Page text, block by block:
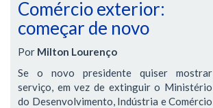
Comércio exterior:
começar de novo
Por Milton Lourenço
Se o novo presidente quiser mostrar
serviço, em vez de extinguir o Ministério
do Desenvolvimento, Indústria e Comércio